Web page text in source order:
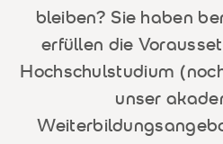
bleiben? Sie haben
erfüllen die
Hochschulstudium
unser